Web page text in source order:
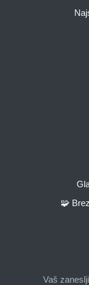
Vaš
🧩